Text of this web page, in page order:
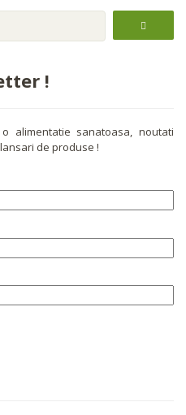
!
alimentatie sanatoasa, noutati
de produse !